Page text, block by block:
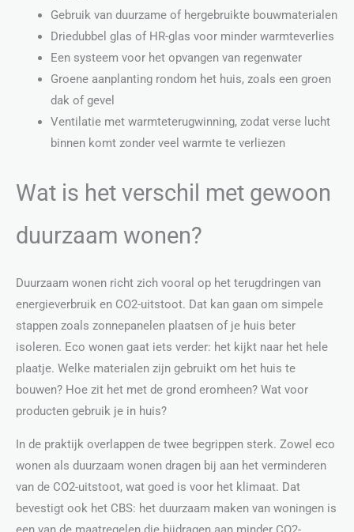
Gebruik van duurzame of hergebruikte bouwmaterialen
Driedubbel glas of HR-glas voor minder warmteverlies
Een systeem voor het opvangen van regenwater
Groene aanplanting rondom het huis, zoals een groen
dak of gevel
Ventilatie met warmteterugwinning, zodat verse lucht
binnen komt zonder veel warmte te verliezen
Wat is het verschil met gewoon
duurzaam wonen?
Duurzaam wonen richt zich vooral op het terugdringen van
energieverbruik en CO2-uitstoot. Dat kan gaan om simpele
stappen zoals zonnepanelen plaatsen of je huis beter
isoleren. Eco wonen gaat iets verder: het kijkt naar het hele
plaatje. Welke materialen zijn gebruikt om het huis te
bouwen? Hoe zit het met de grond eromheen? Wat voor
producten gebruik je in huis?
In de praktijk overlappen de twee begrippen sterk. Zowel eco
wonen als duurzaam wonen dragen bij aan het verminderen
van de CO2-uitstoot, wat goed is voor het klimaat. Dat
bevestigt ook het CBS: het duurzaam maken van woningen is